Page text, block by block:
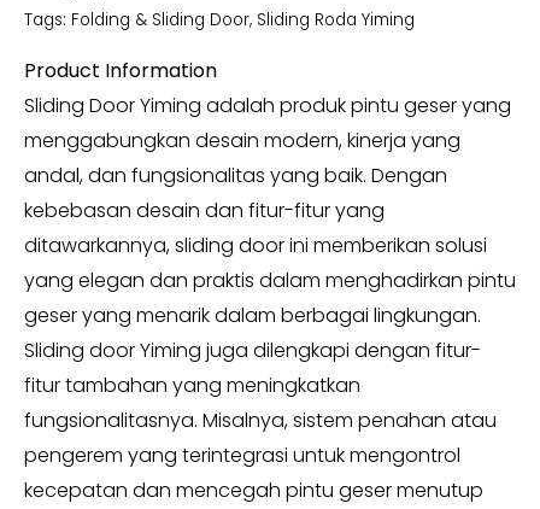
Tags: Folding & Sliding Door, Sliding Roda Yiming
Product Information
Sliding Door Yiming adalah produk pintu geser yang
menggabungkan desain modern, kinerja yang
andal, dan fungsionalitas yang baik. Dengan
kebebasan desain dan fitur-fitur yang
ditawarkannya, sliding door ini memberikan solusi
yang elegan dan praktis dalam menghadirkan pintu
geser yang menarik dalam berbagai lingkungan.
Sliding door Yiming juga dilengkapi dengan fitur-
fitur tambahan yang meningkatkan
fungsionalitasnya. Misalnya, sistem penahan atau
pengerem yang terintegrasi untuk mengontrol
kecepatan dan mencegah pintu geser menutup